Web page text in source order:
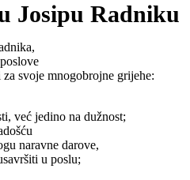
Josipu Radniku
svoje mnogobrojne grijehe:
već jedino na dužnost;
naravne darove,
u poslu;